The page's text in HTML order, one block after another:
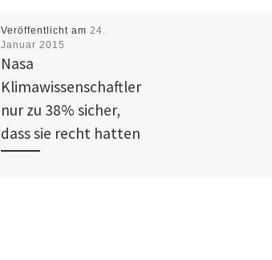
Veröffentlicht am24.
Januar 2015
Nasa
Klimawissenschaftler
nur zu 38% sicher,
dass sie recht hatten